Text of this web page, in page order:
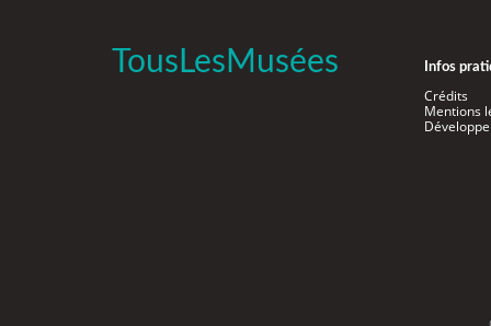
TousLesMusées Infos
Crédits
Mentions